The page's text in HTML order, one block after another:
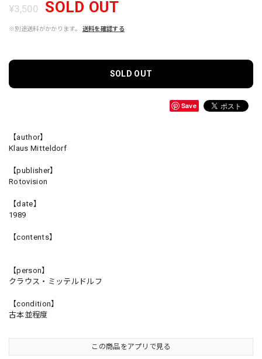
¥3,500 SOLD OUT
※別途送料がかかります。 送料を確認する
SOLD OUT
Save
【author】
Klaus Mitteldorf
【publisher】
Rotovision
【date】
1989
【contents】
【person】
クラウス・ミッテルドルフ
【condition】
古本並程度
この商品をアプリで見る